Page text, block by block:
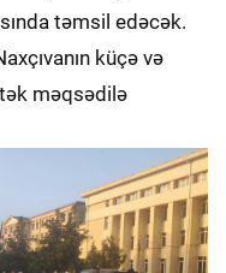
təmsil edəcək.
küçə və
məqsədilə